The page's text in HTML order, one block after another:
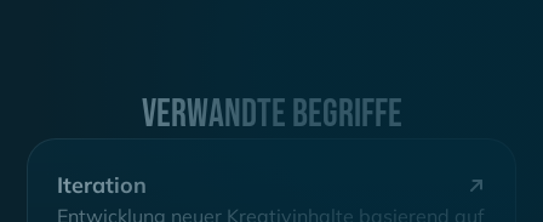
Verwandte Begriffe
Iteration
Entwicklung neuer Kreativinhalte basierend auf